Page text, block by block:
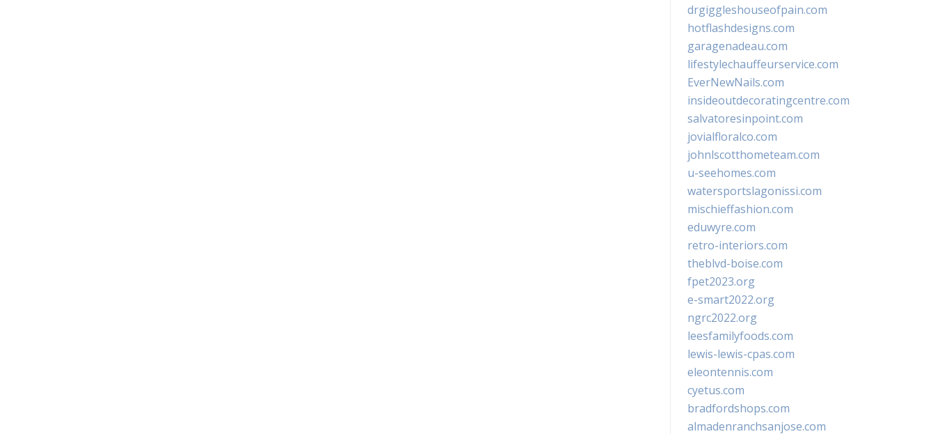
drgiggleshouseofpain.com
hotflashdesigns.com
garagenadeau.com
lifestylechauffeurservice.com
EverNewNails.com
insideoutdecoratingcentre.com
salvatoresinpoint.com
jovialfloralco.com
johnlscotthometeam.com
u-seehomes.com
watersportslagonissi.com
mischieffashion.com
eduwyre.com
retro-interiors.com
theblvd-boise.com
fpet2023.org
e-smart2022.org
ngrc2022.org
leesfamilyfoods.com
lewis-lewis-cpas.com
eleontennis.com
cyetus.com
bradfordshops.com
almadenranchsanjose.com